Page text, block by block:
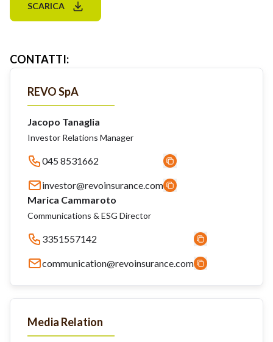
SCARICA
CONTATTI:
REVO SpA
Jacopo Tanaglia
Investor Relations Manager
045 8531662
investor@revoinsurance.com
Marica Cammaroto
Communications & ESG Director
3351557142
communication@revoinsurance.com
Media Relation